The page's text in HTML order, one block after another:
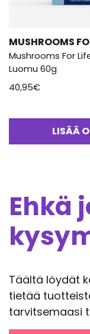
MUSHROOMS
Mushrooms For
Luomu 60g
40,95€
LISÄÄ
Ehkä
Täältä löydät
tietää
tarvitsemaasi